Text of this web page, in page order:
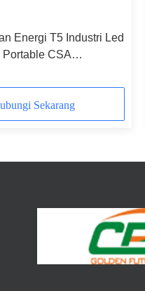
Energi T5 Industri Led
Portable CSA
Sekarang